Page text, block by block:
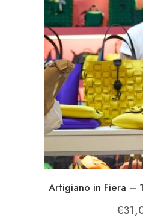
Artigiano in Fiera –
€